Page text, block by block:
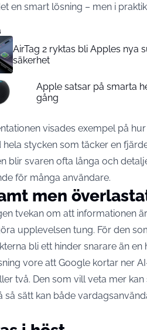
en smart lösning – men i
AirTag 2 ryktas bli Apples nya
säkerhet
Apple satsar på smarta
gång
visades exempel på
hela stycken som täcker en
blir svaren ofta långa och
för många användare.
men
tvekan om att informationen
upplevelsen tung. För den
bli ett hinder snarare än en
vore att Google kortar ner
två. Den som vill veta mer
så sätt kan både